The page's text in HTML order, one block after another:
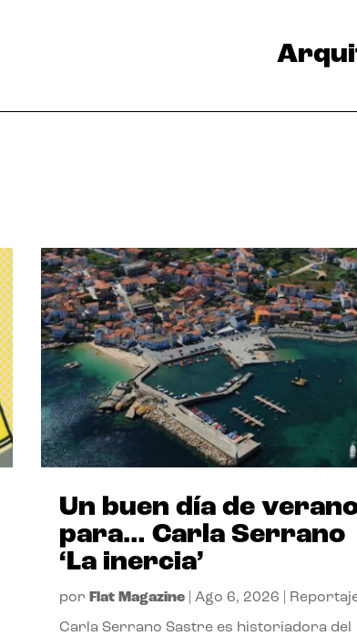
Un buen día de
para… Carla Serrano
‘La inercia’
por Flat Magazine| Ago 6, 2026
Carla Serrano Sastre es historiadora del